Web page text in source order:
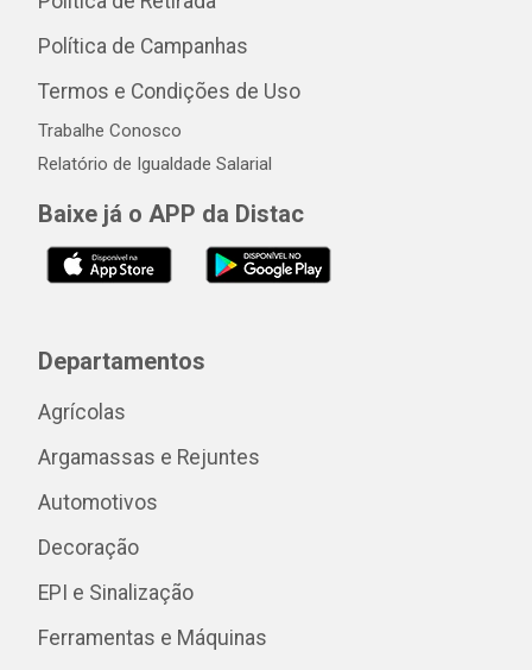
Política de Campanhas
Termos e Condições de Uso
Trabalhe Conosco
Relatório de Igualdade Salarial
Baixe já o APP da Distac
Departamentos
Agrícolas
Argamassas e Rejuntes
Automotivos
Decoração
EPI e Sinalização
Ferramentas e Máquinas